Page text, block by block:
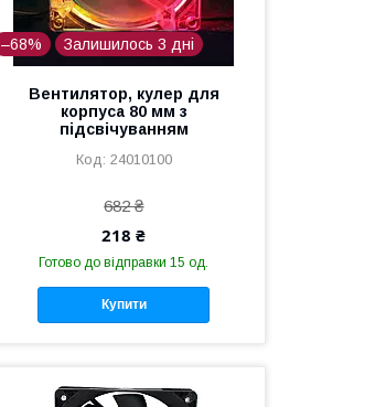
–68% Залишилось 3 дні
Вентилятор, кулер для
корпуса 80 мм з
підсвічуванням
24010100
682 ₴
218 ₴
Готово до відправки 15 од.
Купити